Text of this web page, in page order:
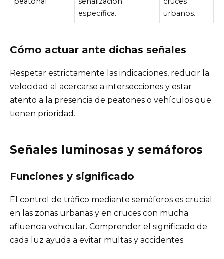
específica.
urbanos.
Cómo actuar ante dichas señales
Respetar estrictamente las indicaciones, reducir la
velocidad al acercarse a intersecciones y estar
atento a la presencia de peatones o vehículos que
tienen prioridad.
Señales luminosas y semáforos
Funciones y significado
El control de tráfico mediante semáforos es crucial
en las zonas urbanas y en cruces con mucha
afluencia vehicular. Comprender el significado de
cada luz ayuda a evitar multas y accidentes.